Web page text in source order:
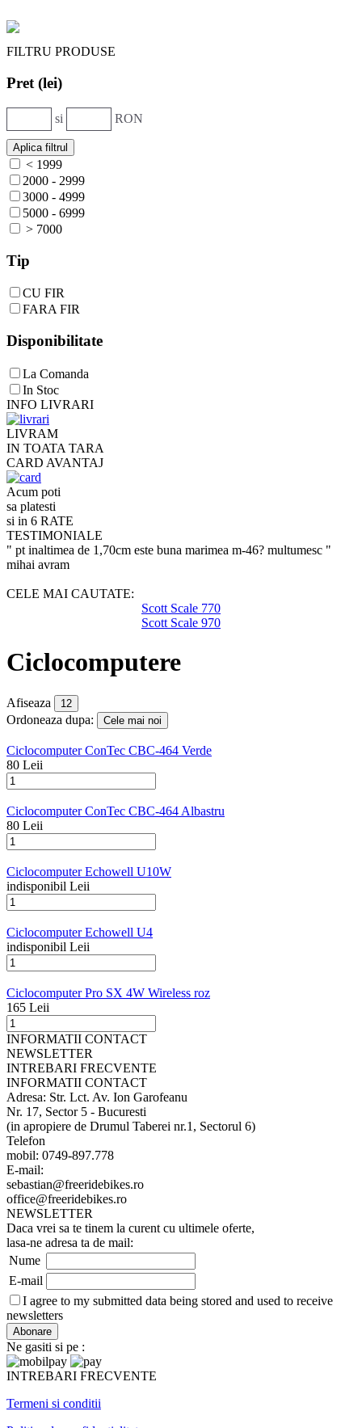
FILTRU PRODUSE
Pret (lei)
si RON
< 1999
2000 - 2999
3000 - 4999
5000 - 6999
> 7000
Tip
CU FIR
FARA FIR
Disponibilitate
La Comanda
In Stoc
INFO LIVRARI
LIVRAM
IN TOATA TARA
CARD AVANTAJ
Acum poti
sa platesti
si in 6 RATE
TESTIMONIALE
" pt inaltimea de 1,70cm este buna marimea m-46? multumesc "
mihai avram
CELE MAI CAUTATE:
Scott Scale 770
Scott Scale 970
Ciclocomputere
Afiseaza
Ordoneaza dupa:
Ciclocomputer ConTec CBC-464 Verde
80 Leii
Ciclocomputer ConTec CBC-464 Albastru
80 Leii
Ciclocomputer Echowell U10W
indisponibil Leii
Ciclocomputer Echowell U4
indisponibil Leii
Ciclocomputer Pro SX 4W Wireless roz
165 Leii
INFORMATII CONTACT
NEWSLETTER
INTREBARI FRECVENTE
INFORMATII CONTACT
Adresa: Str. Lct. Av. Ion Garofeanu
Nr. 17, Sector 5 - Bucuresti
(in apropiere de Drumul Taberei nr.1, Sectorul 6)
Telefon
mobil: 0749-897.778
E-mail:
sebastian@freeridebikes.ro
office@freeridebikes.ro
NEWSLETTER
Daca vrei sa te tinem la curent cu ultimele oferte,
lasa-ne adresa ta de mail:
Nume
E-mail
I agree to my submitted data being stored and used to receive
newsletters
Ne gasiti si pe :
INTREBARI FRECVENTE
Termeni si conditii